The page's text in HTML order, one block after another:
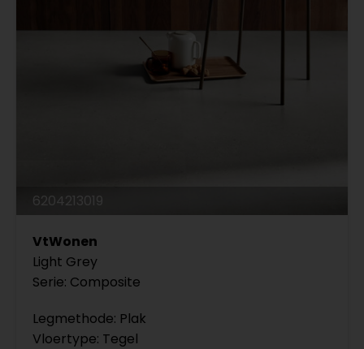
6204213019
VtWonen
Light Grey
Serie: Composite
Legmethode: Plak
Vloertype: Tegel